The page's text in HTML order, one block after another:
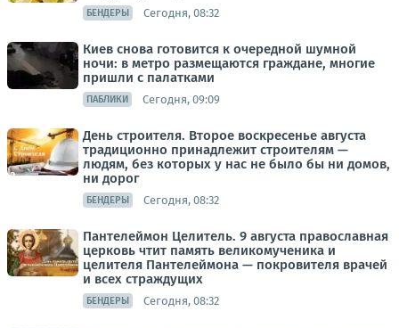
БЕНДЕРЫ Сегодня, 08:32
Киев снова готовится к очередной шумной
ночи: в метро размещаются граждане, многие
пришли с палатками
ПАБЛИКИ Сегодня, 09:09
День строителя. Второе воскресенье августа
традиционно принадлежит строителям —
людям, без которых у нас не было бы ни домов,
ни дорог
БЕНДЕРЫ Сегодня, 08:32
Пантелеймон Целитель. 9 августа православная
церковь чтит память великомученика и
целителя Пантелеймона — покровителя врачей
и всех страждущих
БЕНДЕРЫ Сегодня, 08:32